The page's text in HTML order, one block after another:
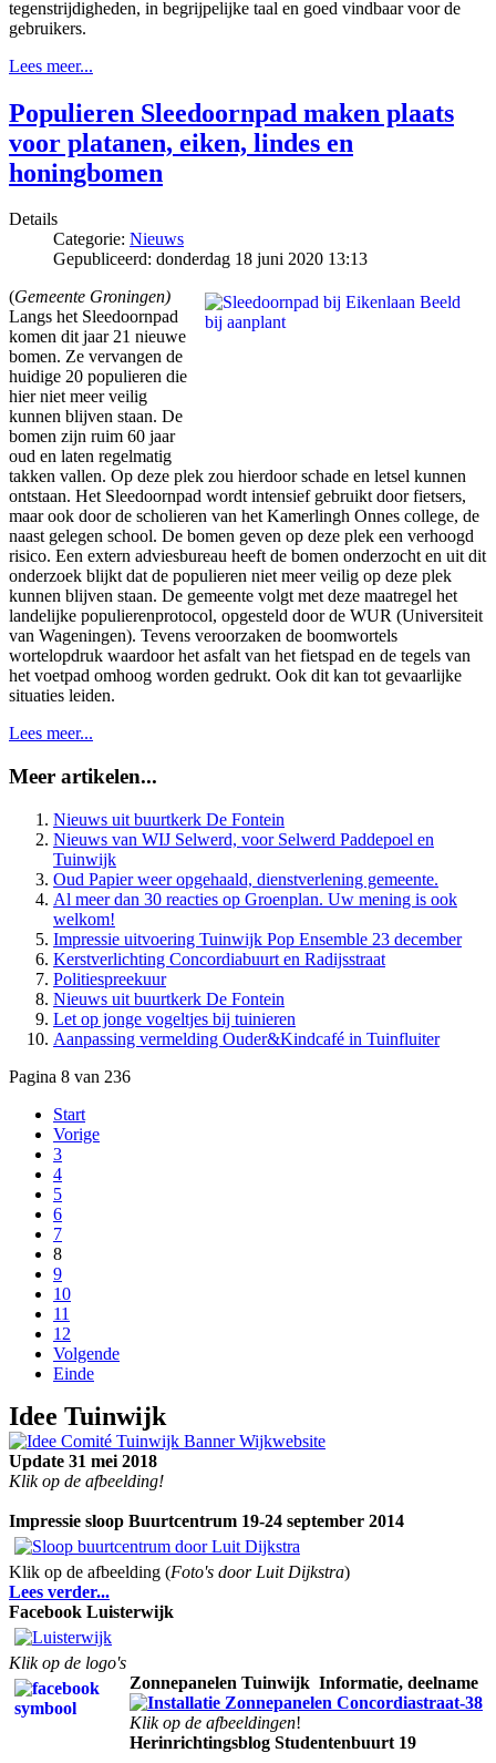
tegenstrijdigheden, in begrijpelijke taal en goed vindbaar voor de
gebruikers.
Lees meer...
Populieren Sleedoornpad maken plaats
voor platanen, eiken, lindes en
honingbomen
Details
Categorie: Nieuws
Gepubliceerd: donderdag 18 juni 2020 13:13
(Gemeente Groningen)
Langs het Sleedoornpad
komen dit jaar 21 nieuwe
bomen. Ze vervangen de
huidige 20 populieren die
hier niet meer veilig
kunnen blijven staan. De
bomen zijn ruim 60 jaar
oud en laten regelmatig
takken vallen. Op deze plek zou hierdoor schade en letsel kunnen
ontstaan. Het Sleedoornpad wordt intensief gebruikt door fietsers,
maar ook door de scholieren van het Kamerlingh Onnes college, de
naast gelegen school. De bomen geven op deze plek een verhoogd
risico. Een extern adviesbureau heeft de bomen onderzocht en uit dit
onderzoek blijkt dat de populieren niet meer veilig op deze plek
kunnen blijven staan. De gemeente volgt met deze maatregel het
landelijke populierenprotocol, opgesteld door de WUR (Universiteit
van Wageningen). Tevens veroorzaken de boomwortels
wortelopdruk waardoor het asfalt van het fietspad en de tegels van
het voetpad omhoog worden gedrukt. Ook dit kan tot gevaarlijke
situaties leiden.
Lees meer...
Meer artikelen...
Nieuws uit buurtkerk De Fontein
Nieuws van WIJ Selwerd, voor Selwerd Paddepoel en
Tuinwijk
Oud Papier weer opgehaald, dienstverlening gemeente.
Al meer dan 30 reacties op Groenplan. Uw mening is ook
welkom!
Impressie uitvoering Tuinwijk Pop Ensemble 23 december
Kerstverlichting Concordiabuurt en Radijsstraat
Politiespreekuur
Nieuws uit buurtkerk De Fontein
Let op jonge vogeltjes bij tuinieren
Aanpassing vermelding Ouder&Kindcafé in Tuinfluiter
Pagina 8 van 236
Start
Vorige
3
4
5
6
7
8
9
10
11
12
Volgende
Einde
Idee Tuinwijk
Update 31 mei 2018
Klik op de afbeelding!
Impressie sloop Buurtcentrum 19-24 september 2014
Klik op de afbeelding (Foto's door Luit Dijkstra)
Lees verder...
Facebook Luisterwijk
Klik op de logo's
Zonnepanelen Tuinwijk Informatie, deelname
Klik op de afbeeldingen!
Herinrichtingsblog Studentenbuurt 19